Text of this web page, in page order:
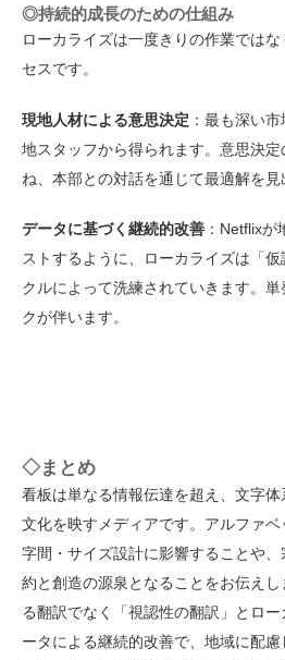
◎持続的成長のための仕組み
ローカライズは一度きりの作業では
セスです。
現地人材による意思決定 ：最も深い
地スタッフから得られます。意思決
ね、本部との対話を通じて最適解を見
データに基づく継続的改善 ：Netflix
ストするように、ローカライズは「
クルによって洗練されていきます。
クが伴います。
◇まとめ
看板は単なる情報伝達を超え、文字
文化を映すメディアです。アルファ
字間・サイズ設計に影響することや
約と創造の源泉となることをお伝え
る翻訳でなく「視認性の翻訳」とロ
ータによる継続的改善で、地域に配